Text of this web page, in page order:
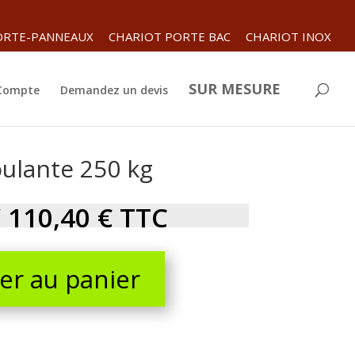
PANNEAUX CHARIOT PORTE BAC CHARIOT INOX
Demandez un devis SUR MESURE
250 kg
110,40 €TTC
au panier